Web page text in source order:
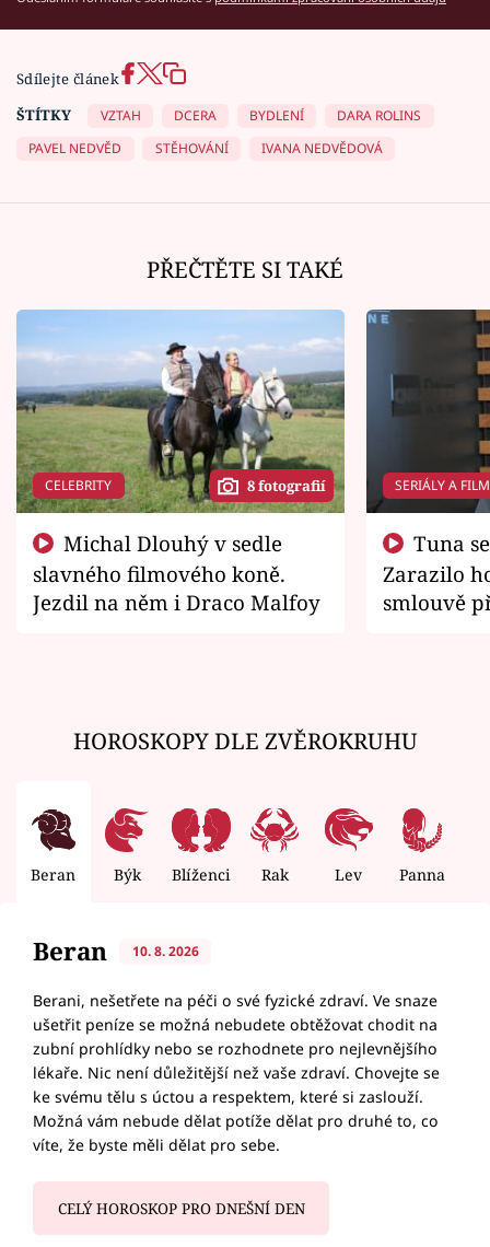
Sdílejte článek
ŠTÍTKY
VZTAH DCERA BYDLENÍ
DARA ROLINS
PAVEL NEDVĚD
STĚHOVÁNÍ IVANA NEDVĚDOVÁ
PŘEČTĚTE SI TAKÉ
CELEBRITY 8 fotografií
slavného filmového koně.
Jezdil na něm i Draco Malfoy
SERIÁLY A
Zarazilo
smlouvě
HOROSKOPY DLE ZVĚROKRUHU
Beran Býk Blíženci Rak Lev Panna
Beran 10. 8. 2026
Berani, nešetřete na péči o své fyzické zdraví. Ve snaze
ušetřit peníze se možná nebudete obtěžovat chodit na
zubní prohlídky nebo se rozhodnete pro nejlevnějšího
lékaře. Nic není důležitější než vaše zdraví. Chovejte se
ke svému tělu s úctou a respektem, které si zaslouží.
Možná vám nebude dělat potíže dělat pro druhé to, co
víte, že byste měli dělat pro sebe.
CELÝ HOROSKOP PRO DNEŠNÍ DEN